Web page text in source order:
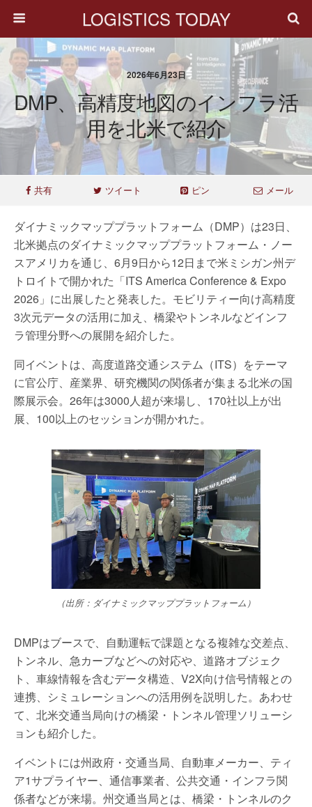
LOGISTICS TODAY
2026年6月23日
DMP、高精度地図のインフラ活
用を北米で紹介
共有 ツイート ピン メール
ダイナミックマッププラットフォーム（DMP）は23日、
北米拠点のダイナミックマッププラットフォーム・ノー
スアメリカを通じ、6月9日から12日まで米ミシガン州デ
トロイトで開かれた「ITS America Conference & Expo
2026」に出展したと発表した。モビリティー向け高精度
3次元データの活用に加え、橋梁やトンネルなどインフ
ラ管理分野への展開を紹介した。
同イベントは、高度道路交通システム（ITS）をテーマ
に官公庁、産業界、研究機関の関係者が集まる北米の国
際展示会。26年は3000人超が来場し、170社以上が出
展、100以上のセッションが開かれた。
（出所：ダイナミックマッププラットフォーム）
DMPはブースで、自動運転で課題となる複雑な交差点、
トンネル、急カーブなどへの対応や、道路オブジェク
ト、車線情報を含むデータ構造、V2X向け信号情報との
連携、シミュレーションへの活用例を説明した。あわせ
て、北米交通当局向けの橋梁・トンネル管理ソリューシ
ョンも紹介した。
イベントには州政府・交通当局、自動車メーカー、ティ
ア1サプライヤー、通信事業者、公共交通・インフラ関
係者などが来場。州交通当局とは、橋梁・トンネルのク